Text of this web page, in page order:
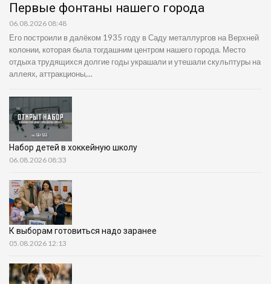
Первые фонтаны нашего города
06.08.2026 08:48
Его построили в далёком 1935 году в Саду металлургов на Верхней
колонии, которая была тогдашним центром нашего города. Место
отдыха трудящихся долгие годы украшали и утешали скульптуры на
аллеях, аттракционы,...
Набор детей в хоккейную школу
06.08.2026 08:33
К выборам готовиться надо заранее
05.08.2026 12:13